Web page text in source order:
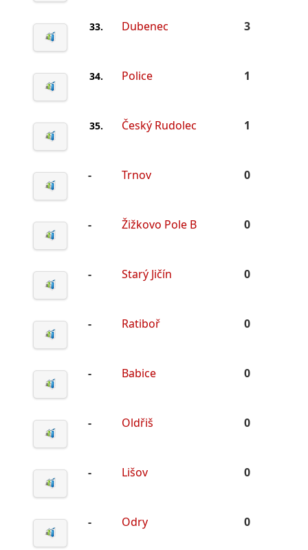
33. Dubenec 3
34. Police 1
35. Český Rudolec 1
- Trnov 0
- Žižkovo Pole B 0
- Starý Jičín 0
- Ratiboř 0
- Babice 0
- Oldřiš 0
- Lišov 0
- Odry 0